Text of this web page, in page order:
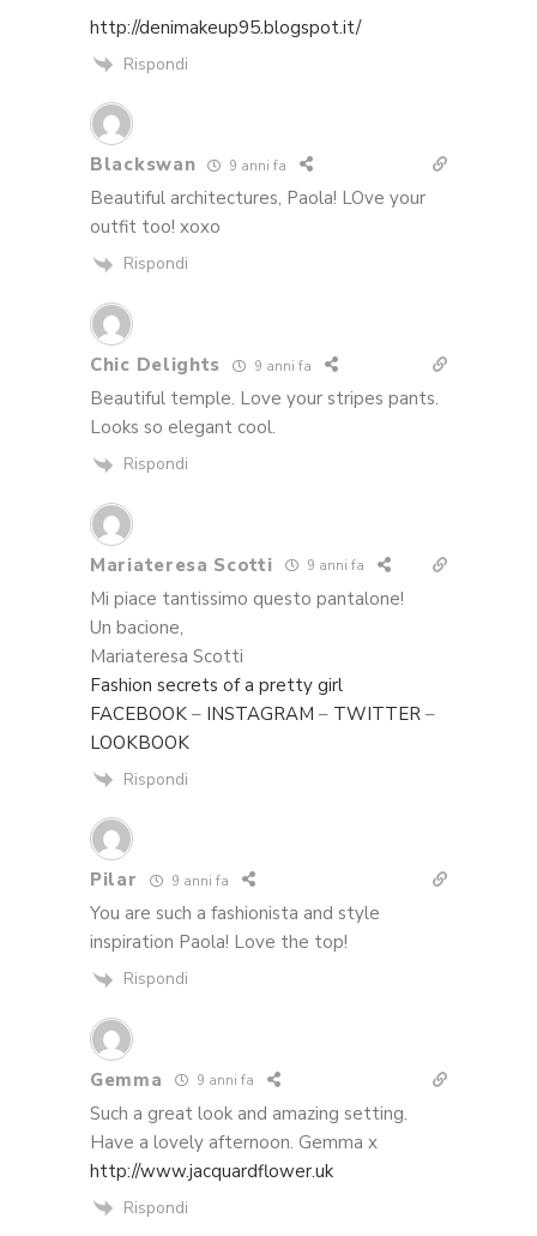
http://denimakeup95.blogspot.it/
Rispondi
Blackswan 9 anni fa
Beautiful architectures, Paola! LOve your
outfit too! xoxo
Rispondi
Chic Delights 9 anni fa
Beautiful temple. Love your stripes pants.
Looks so elegant cool.
Rispondi
Mariateresa Scotti 9 anni fa
Mi piace tantissimo questo pantalone!
Un bacione,
Mariateresa Scotti
Fashion secrets of a pretty girl
FACEBOOK – INSTAGRAM – TWITTER –
LOOKBOOK
Rispondi
Pilar 9 anni fa
You are such a fashionista and style
inspiration Paola! Love the top!
Rispondi
Gemma 9 anni fa
Such a great look and amazing setting.
Have a lovely afternoon. Gemma x
http://www.jacquardflower.uk
Rispondi